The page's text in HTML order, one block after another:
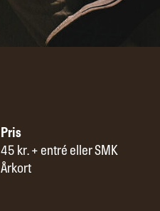
Pris
45 kr. + entré eller SMK
Årkort